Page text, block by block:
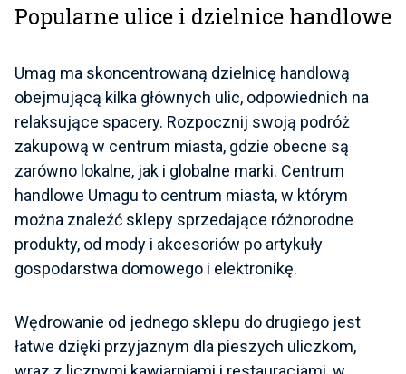
Popularne ulice i dzielnice handlowe
Umag ma skoncentrowaną dzielnicę handlową
obejmującą kilka głównych ulic, odpowiednich na
relaksujące spacery. Rozpocznij swoją podróż
zakupową w centrum miasta, gdzie obecne są
zarówno lokalne, jak i globalne marki. Centrum
handlowe Umagu to centrum miasta, w którym
można znaleźć sklepy sprzedające różnorodne
produkty, od mody i akcesoriów po artykuły
gospodarstwa domowego i elektronikę.
Wędrowanie od jednego sklepu do drugiego jest
łatwe dzięki przyjaznym dla pieszych uliczkom,